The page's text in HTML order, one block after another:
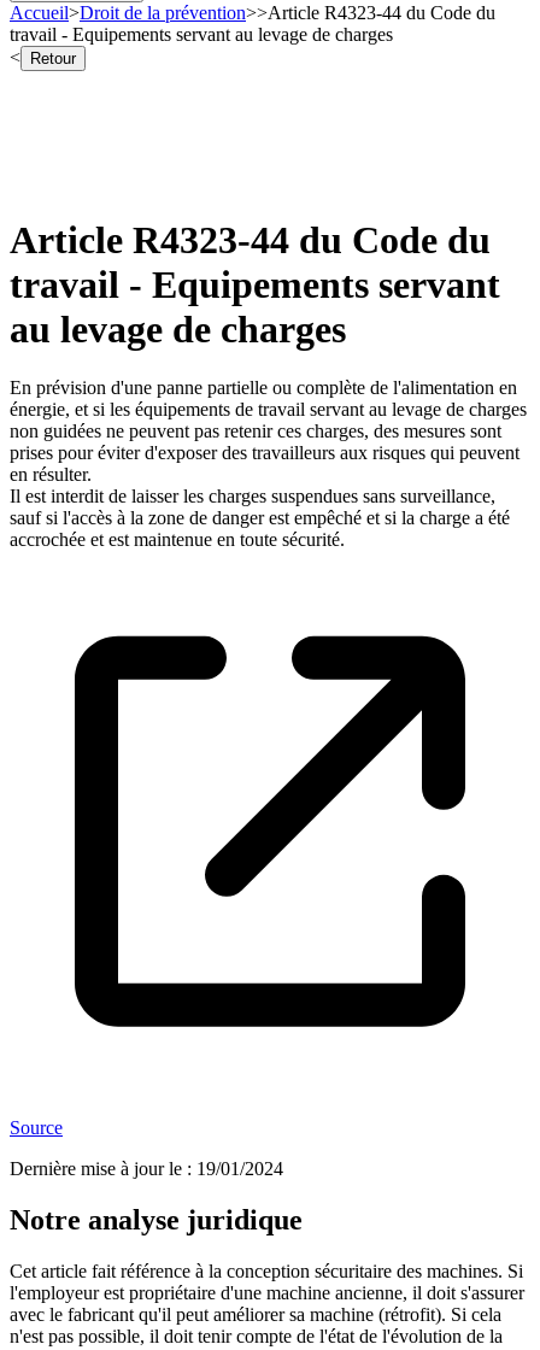
Accueil>Droit de la prévention>>Article R4323-44 du Code du
travail - Equipements servant au levage de charges
<
Retour
Article R4323-44 du Code du
travail - Equipements servant
au levage de charges
En prévision d'une panne partielle ou complète de l'alimentation en
énergie, et si les équipements de travail servant au levage de charges
non guidées ne peuvent pas retenir ces charges, des mesures sont
prises pour éviter d'exposer des travailleurs aux risques qui peuvent
en résulter.
Il est interdit de laisser les charges suspendues sans surveillance,
sauf si l'accès à la zone de danger est empêché et si la charge a été
accrochée et est maintenue en toute sécurité.
Source
Dernière mise à jour le : 19/01/2024
Notre analyse juridique
Cet article fait référence à la conception sécuritaire des machines. Si
l'employeur est propriétaire d'une machine ancienne, il doit s'assurer
avec le fabricant qu'il peut améliorer sa machine (rétrofit). Si cela
n'est pas possible, il doit tenir compte de l'état de l'évolution de la